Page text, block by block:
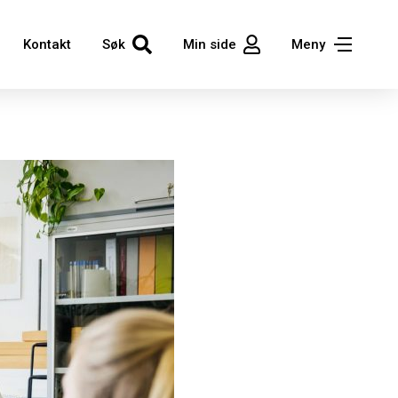
Kontakt Søk Min side Meny